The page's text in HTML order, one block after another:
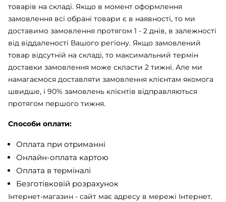
товарів на складі. Якщо в момент оформлення
замовлення всі обрані товари є в наявності, то ми
доставимо замовлення протягом 1 - 2 днів, в залежності
від віддаленості Вашого регіону. Якщо замовлений
товар відсутній на складі, то максимальний термін
доставки замовлення може скласти 2 тижні. Але ми
намагаємося доставляти замовлення клієнтам якомога
швидше, і 90% замовлень клієнтів відправляються
протягом першого тижня.
Способи оплати:
Оплата при отриманні
Онлайн-оплата картою
Оплата в терміналі
Безготівковій розрахунок
Інтернет-магазин - сайт має адресу в мережі Інтернет.